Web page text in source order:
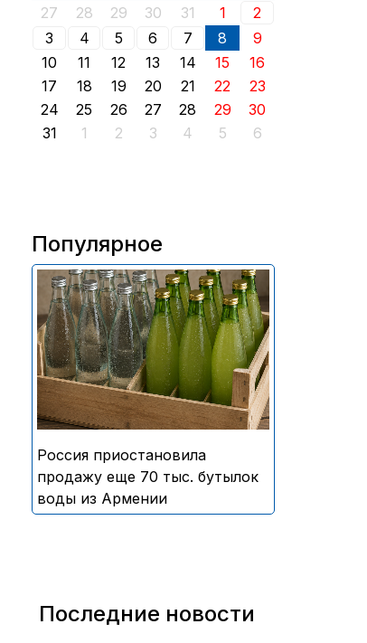
27
28 29 30 31 1
2
3
4 5 6 7 8
9
10
11 12 13 14 15
16
17
18 19 20 21 22
23
24
25 26 27 28 29
30
31
1 2 3 4 5 6
Популярное
В России приостановили
продажу более 70 тыс.
бутылок питьевой воды и
безалкогольных напитков
армянского производства
Россия приостановила
продажу еще 70 тыс. бутылок
воды из Армении
Последние новости